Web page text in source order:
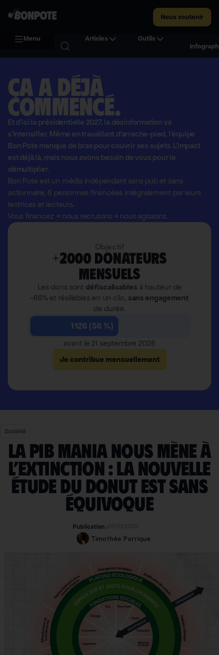
Nous soutenir
Menu Articles
Outils
Ça a déjà
commencé.
Et d'ici la présidentielle 2027, la désinformation va
s'intensifier. Même en travaillant d'arrache-pied, l'équipe
Bon Pote manque de bras pour couvrir ses sujets. L'impact
est déjà là, mais nous avons besoin de vous pour le
démultiplier.
Bon Pote est un média indépendant sans pub et sans
actionnaire, 6 personnes financées intégralement par leurs
lectrices et lecteurs.
Vous financez→ nous recrutons →nous agissons.
+2000 donateurs
mensuels
Les dons sont défiscalisables à hauteur de
-66% et résiliables en un clic, sans engagement
de durée.
1 126 (56 %)
avant le 21 septembre 2026
Je contribue mensuellement
Société
La PIB Mania nous mène à
l’extinction : la nouvelle
étude du Donut est sans
équivoque
Publication :
Timothée Parrique